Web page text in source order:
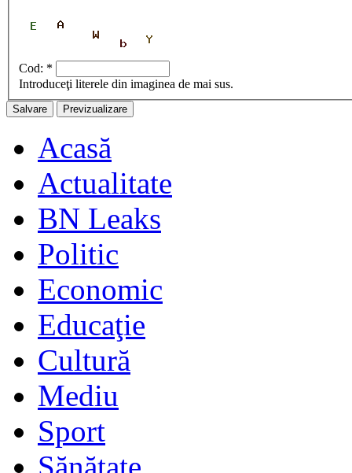
Cod: *
Introduceţi literele din imaginea de mai sus.
Acasă
Actualitate
BN Leaks
Politic
Economic
Educaţie
Cultură
Mediu
Sport